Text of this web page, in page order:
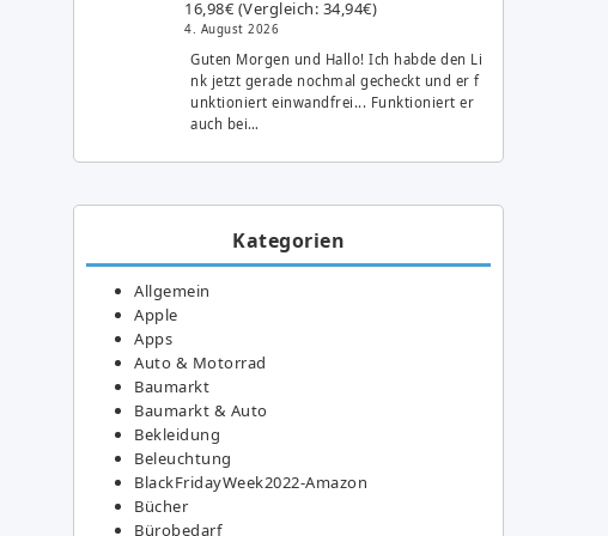
16,98€ (Vergleich: 34,94€)
4. August 2026
Guten Morgen und Hallo! Ich habde den Li
nk jetzt gerade nochmal gecheckt und er f
unktioniert einwandfrei... Funktioniert er
auch bei…
Kategorien
Allgemein
Apple
Apps
Auto & Motorrad
Baumarkt
Baumarkt & Auto
Bekleidung
Beleuchtung
BlackFridayWeek2022-Amazon
Bücher
Bürobedarf